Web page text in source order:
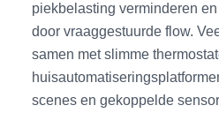
piekbelasting verminderen
door vraaggestuurde flow.
samen met slimme
scenes en gekoppelde